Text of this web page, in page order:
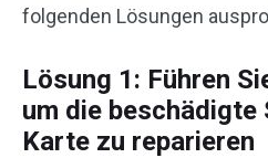
folgenden Lösungen
Lösung 1: Führen
um die beschädigte
Karte zu reparieren